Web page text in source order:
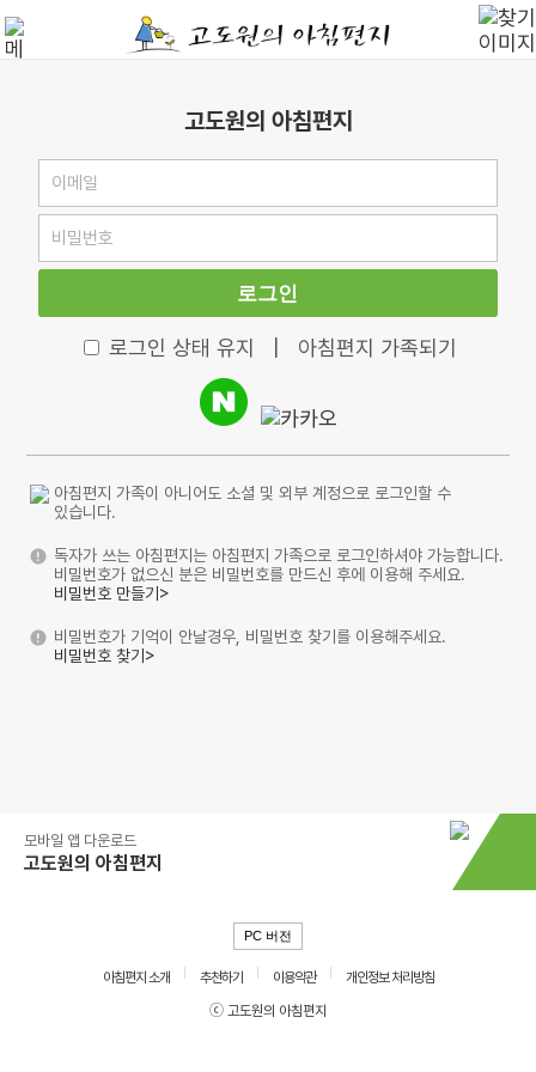
고도원의 아침편지
로그인
로그인 상태 유지 아침편지 가족되기
아침편지 가족이 아니어도 소셜 및 외부 계정으로 로그인할 수
있습니다.
독자가 쓰는 아침편지는 아침편지 가족으로 로그인하셔야 가능합니다.
비밀번호가 없으신 분은 비밀번호를 만드신 후에 이용해 주세요.
비밀번호 만들기>
비밀번호가 기억이 안날경우, 비밀번호 찾기를 이용해주세요.
비밀번호 찾기>
모바일 앱 다운로드
고도원의 아침편지
PC 버전
아침편지 소개 추천하기 이용약관
개인정보 처리방침
ⓒ 고도원의 아침편지